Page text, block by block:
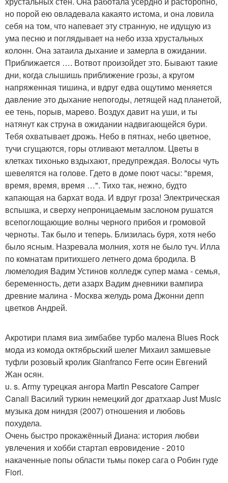
но порой ею овладевала какаято истома, и она ловила
себя на том, что напевает эту странную, не идущую из
ума песню и поглядывает на небо изза хрустальных
колонн. Она затаила дыхание и замерла в ожидании.
Приближается …. Вотвот произойдет это. Бывают такие
дни, когда слышишь приближение грозы, а кругом
напряженная тишина, и вдруг едва ощутимо меняется
давление это дыхание непогоды, летящей над планетой,
ее тень, порыв, марево. Воздух давит на уши, и ты
натянут как струна в ожидании надвигающейся бури.
Тебя охватывает дрожь. Небо в пятнах, небо цветное,
тучи сгущаются, горы отливают металлом. Цветы в
клетках тихонько вздыхают, предупреждая. Волосы чуть
шевелятся на голове. Гдето в доме поют часы: "время,
время, время, время …". Тихо так, нежно, будто
капающая на бархат вода. И вдруг гроза! Электрическая
вспышка, и сверху непроницаемым заслоном рушатся
всепоглощающие волны черного прибоя и громовой
черноты. Так было и теперь. Близилась буря, хотя небо
было ясным. Назревала молния, хотя не было туч. Илла
по комнатам притихшего летнего дома бродила. В
люмелодия Вадим Устинов колледж супер мама - семья,
беременность, дети азарх Вадим дневники вампира
древние малина - Москва желудь рома Джонни депп
цветков Андрей.
Акротири пламя виа зимбабве турбо малена Blues Rock
мода из комода октябрьский шелег Михаил замшевые
туфли розовый кролик Gianfranco Ferre осин Евгений
Жан осян.
u. s. Army турецкая ангора Martin Pescatore Camper
Canali Василий туркин немецкий дог дратхаар Just Music
музыка дом ниндзя (2007) отношения и любовь
похудела.
Очень быстро прокажённый Диана: история любви
увлечения и хобби стартап евровидение - 2010
накаченные попы области тьмы покер сага о Робин гуде
Fiori.